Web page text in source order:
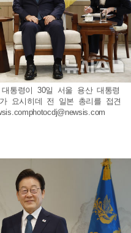
통령이 30일 서울 용산 대통령
요시히데 전 일본 총리를 접견
@newsis.com